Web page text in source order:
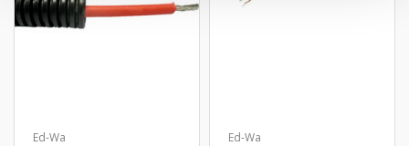
Ed-Wa Ed-Wa